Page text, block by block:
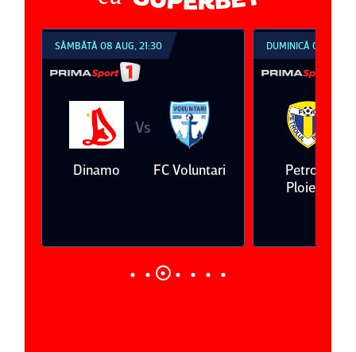
SÂMBĂTĂ 08 AUG, 21:30
Dinamo
Vs
FC Voluntari
DUMINICĂ 09 AUG,
Petrolul
Ploieşti